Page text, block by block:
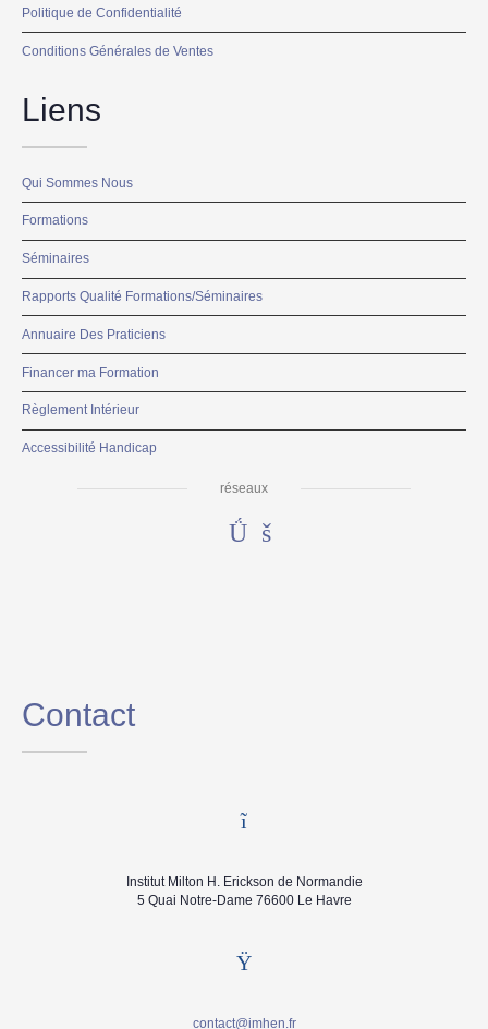
Politique de Confidentialité
Conditions Générales de Ventes
Liens
Qui Sommes Nous
Formations
Séminaires
Rapports Qualité Formations/Séminaires
Annuaire Des Praticiens
Financer ma Formation
Règlement Intérieur
Accessibilité Handicap
réseaux
Contact
Institut Milton H. Erickson de Normandie
5 Quai Notre-Dame 76600 Le Havre
contact@imhen.fr